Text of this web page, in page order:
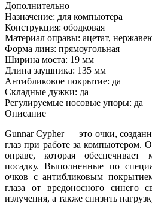
Дополнительно
Назначение: для компьютера
Конструкция: ободковая
Материал оправы: ацетат,
Форма линз: прямоугольная
Ширина моста: 19 мм
Длина заушника: 135 мм
Антибликовое покрытие: да
Складные дужки: да
Регулируемые носовые упоры: да
Описание
Gunnar Cypher — это очки,
глаз при работе за компьютером.
оправе, которая обеспечивает
посадку. Выполненные по
очков с антибликовым
глаза от вредоносного синего
излучения, а также снизить